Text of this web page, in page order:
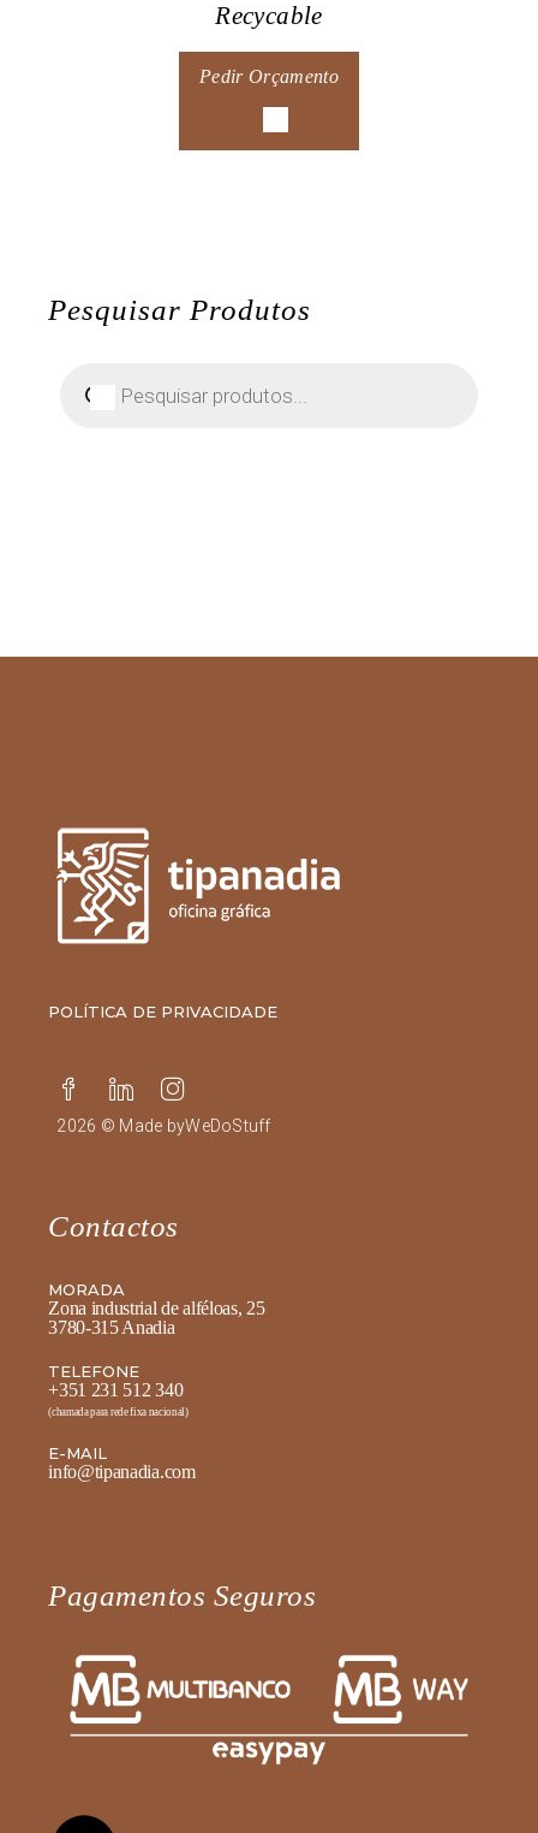
Recycable
Pedir Orçamento
Pesquisar Produtos
produtos
POLÍTICA DE PRIVACIDADE
2026 © Made byWeDoStuff
Contactos
MORADA
Zona industrial de alféloas, 25
3780-315 Anadia
TELEFONE
+351 231 512 340
(chamada para rede fixa nacional)
E-MAIL
info@tipanadia.com
Pagamentos Seguros